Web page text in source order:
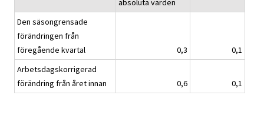
absoluta värden
Den säsongrensade
förändringen från
föregående kvartal
0,3
0,1
Arbetsdagskorrigerad
förändring från året innan
0,6 0,1